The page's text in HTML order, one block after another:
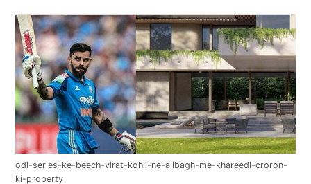
odi-series-ke-beech-virat-kohli-ne-alibagh-me-khareedi-croron-
ki-property